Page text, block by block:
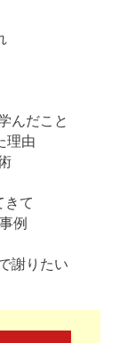
んだこと
理由
きて
例
謝りたい